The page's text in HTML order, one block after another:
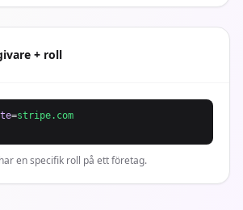
+ roll
=stripe.com
en specifik roll på ett företag.